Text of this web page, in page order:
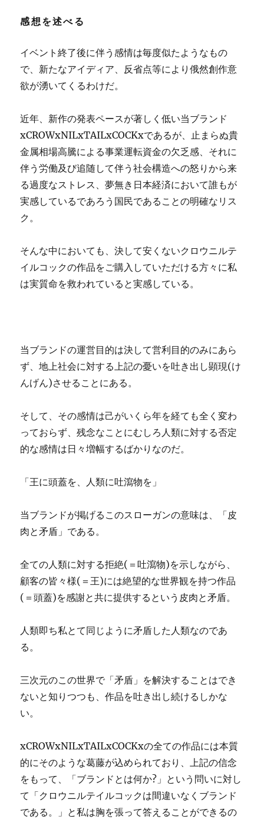
感想を述べる
イベント終了後に伴う感情は毎度似たようなもの
で、 新たなアイディア、 反省点等により俄然創作意
欲が湧いてくるわけだ。
近年、 新作の発表ペースが著しく低い当ブランド
xCROWxNILxTAILxCOCKxであるが、止まらぬ貴
金属相場高騰による事業運転資金の欠乏感、 それに
伴う労働及び追随して伴う社会構造への怒りから来
る過度なストレス、夢無き日本経済において誰もが
実感しているであろう国民であるこ との明確なリス
ク。
そんな中においても、決して安くないクロウニルテ
イルコックの作品をご購入していただける方々に私
は実質命を救われていると実感している。
当ブランドの運営目的は決して営利目的のみにあら
ず、地上社会に対する上記の憂いを吐き出し顕現(け
んげん)させることにある。
そして、その感情は己がいくら年を経ても全く変わ
っておらず、残念なことにむしろ人類に対する否定
的な感情は日々増幅するばかりなのだ。
「王に頭蓋を、人類に吐瀉物を」
当ブランドが掲げるこのスローガンの意味は、「皮
肉と矛盾」 である。
全ての人類に対する拒絶(＝吐瀉物)を示しながら、
顧客の皆々様(＝王)には絶望的な世界観を持つ作品
(＝頭蓋)を感謝と共に提供するという皮肉と矛盾。
人類即ち私とて同じように矛盾した人類なのであ
る。
三次元のこの世界で「矛盾」を解決することはでき
ないと知りつつも、作品を吐き出し続けるしかな
い。
xCROWxNILxTAILxCOCKxの全ての作品には本質
的にそのような葛藤が込められており、上記の信念
をもって、「ブランドとは何か?」という問いに対し
て「クロウニルテイルコックは間違いなくブランド
である。」 と私は胸を張って答えることができるの